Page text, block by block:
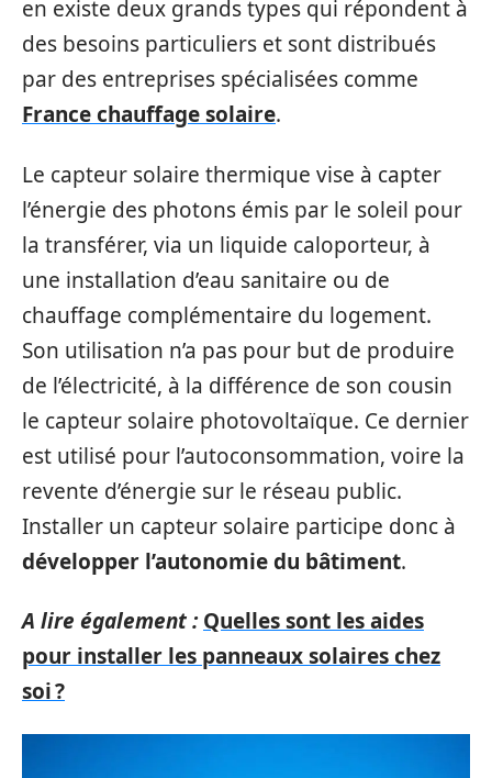
en existe deux grands types qui répondent à
des besoins particuliers et sont distribués
par des entreprises spécialisées comme
France chauffage solaire.
Le capteur solaire thermique vise à capter
l’énergie des photons émis par le soleil pour
la transférer, via un liquide caloporteur, à
une installation d’eau sanitaire ou de
chauffage complémentaire du logement.
Son utilisation n’a pas pour but de produire
de l’électricité, à la différence de son cousin
le capteur solaire photovoltaïque. Ce dernier
est utilisé pour l’autoconsommation, voire la
revente d’énergie sur le réseau public.
Installer un capteur solaire participe donc à
développer l’autonomie du bâtiment.
A lire également : Quelles sont les aides
pour installer les panneaux solaires chez
soi ?